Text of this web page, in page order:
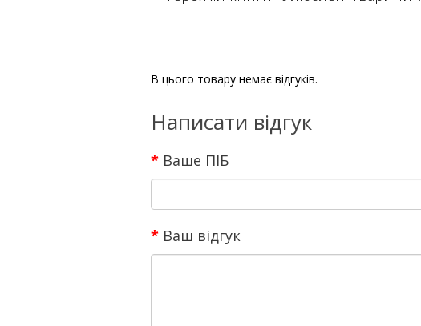
В цього товару немає відгуків.
Написати відгук
Ваше ПІБ
Ваш відгук